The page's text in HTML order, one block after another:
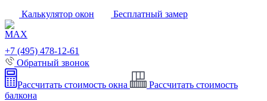
Калькулятор окон Бесплатный замер
+7 (495) 478-12-61
Обратный звонок
Рассчитать стоимость окна
Рассчитать стоимость
балкона